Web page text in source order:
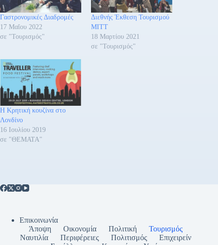
Γαστρονομικές Διαδρομές
17 Μαΐου 2022
σε "Τουρισμός"
Διεθνής Έκθεση Τουρισμού
ΜΙΤΤ
18 Μαρτίου 2021
σε "Τουρισμός"
Η Κρητική κουζίνα στο
Λονδίνο
16 Ιουλίου 2019
σε "ΘΕΜΑΤΑ"
Επικοινωνία
Άποψη
Οικονομία Πολιτική
Τουρισμός
Ναυτιλία
Περιφέρειες Πολιτισμός
Επιχειρείν